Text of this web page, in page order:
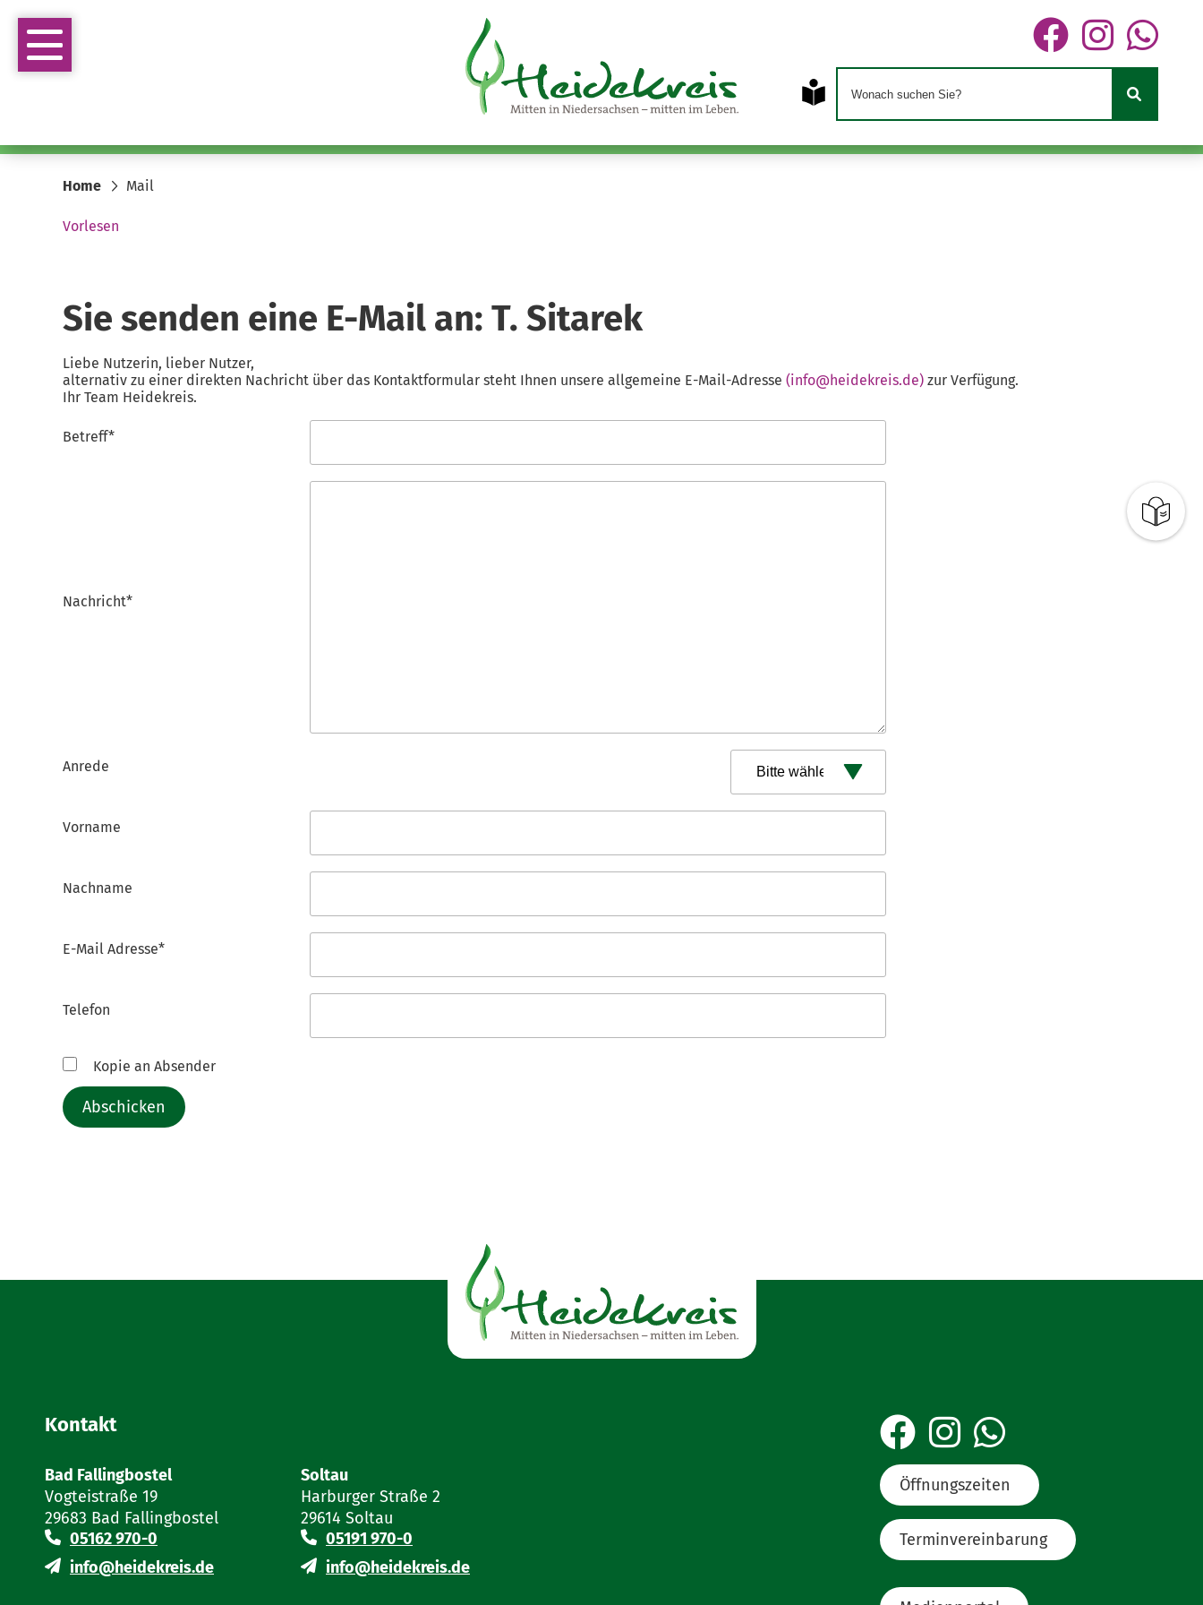
Home Mail
Vorlesen
Sie senden eine E-Mail an: T. Sitarek
Liebe Nutzerin, lieber Nutzer,
alternativ zu einer direkten Nachricht über das Kontaktformular steht Ihnen unsere allgemeine E-Mail-Adresse (info@heidekreis.de) zur Verfügung.
Ihr Team Heidekreis.
Betreff*
Nachricht*
Anrede
Vorname
Nachname
E-Mail Adresse*
Telefon
Kopie an Absender
Abschicken
Kontakt
Bad Fallingbostel
Vogteistraße 19
29683 Bad Fallingbostel
05162 970-0
info@heidekreis.de
Soltau
Harburger Straße 2
29614 Soltau
05191 970-0
info@heidekreis.de
Öffnungszeiten
Terminvereinbarung